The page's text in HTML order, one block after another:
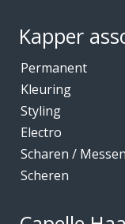
Kapper
Permanent
Kleuring
Styling
Electro
Scharen / Messen
Scheren